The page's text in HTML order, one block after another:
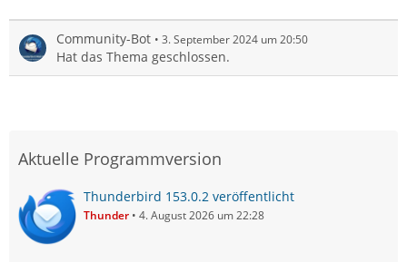
Community-Bot 3. September 2024 um 20:50
Hat das Thema geschlossen.
Aktuelle Programmversion
Thunderbird 153.0.2 veröffentlicht
Thunder 4. August 2026 um 22:28